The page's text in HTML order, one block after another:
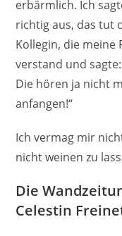
erbärmlich. Ich
richtig aus, das tut
Kollegin, die
verstand und
Die hören ja nicht
anfangen!“
Ich vermag mir
nicht weinen zu
Die
Celestin